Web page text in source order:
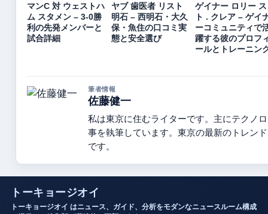
マンC 対 ウェストハ
ム スタメン – 3-0勝
利の先発メンバーと
試合詳細
ヤブ 歯医者 リスト
明石 – 西明石・大久
保・魚住の口コミ実
態と安全選び
ゲイナー ロリー ス
ト . クレア – ゲイ
ーコミュニティで
躍する彼のプロフ
ールとトレーニン
筆者情報
佐藤健一
私は東京に住むライターです。主にテクノ
事を執筆しています。東京の最新のトレン
です。
トーキョージオイ
トーキョージオイ はニュース、ガイド、分析をモダンなニュースルーム構成